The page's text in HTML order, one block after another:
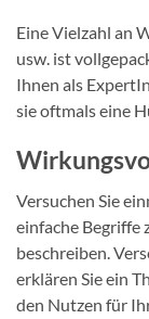
Eine Vielzahl an
usw. ist
Ihnen als
sie oftmals eine
Versuchen Sie
einfache Begriffe
beschreiben.
erklären Sie ein
den Nutzen für